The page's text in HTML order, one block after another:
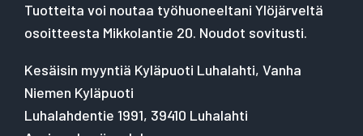
Tuotteita voi noutaa työhuoneeltani Ylöjärveltä
osoitteesta Mikkolantie 20. Noudot sovitusti.
Kesäisin myyntiä Kyläpuoti Luhalahti, Vanha
Niemen Kyläpuoti
Luhalahdentie 1991, 39410 Luhalahti